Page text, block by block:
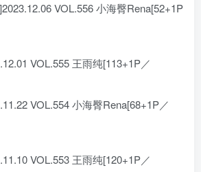
VOL.556 小海臀Rena[52+1P
VOL.555 王雨纯[113+1P／
VOL.554 小海臀Rena[68+1P／
VOL.553 王雨纯[120+1P／